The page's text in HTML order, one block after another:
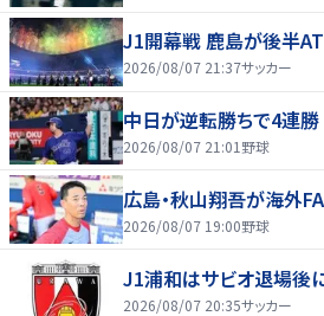
J1開幕戦 鹿島が後半
2026/08/07 21:37サッカー
中日が逆転勝ちで4連
2026/08/07 21:01 野球
広島・秋山翔吾が海外
2026/08/07 19:00野球
J1浦和はサビオ退場後
2026/08/07 20:35サッカー